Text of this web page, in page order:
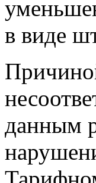
в виде
данным